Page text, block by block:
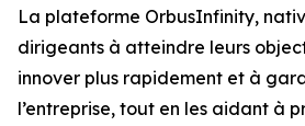
La plateforme OrbusInfinity,
dirigeants à atteindre leurs
innover plus rapidement et à
l’entreprise, tout en les aidant à